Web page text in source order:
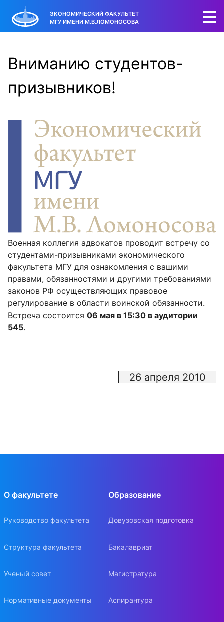
ЭКОНОМИЧЕСКИЙ ФАКУЛЬТЕТ
МГУ ИМЕНИ М.В.ЛОМОНОСОВА
Вниманию студентов-
призывников!
Военная коллегия адвокатов проводит встречу со
студентами-призывниками экономического
факультета МГУ для ознакомления с вашими
правами, обязанностями и другими требованиями
законов РФ осуществляющих правовое
регулирование в области воинской обязанности.
Встреча состоится 06 мая в 15:30 в аудитории
545.
26 апреля 2010
О факультете
Руководство факультета
Структура факультета
Ученый совет
Нормативные документы
Образование
Довузовская подготовка
Бакалавриат
Магистратура
Аспирантура